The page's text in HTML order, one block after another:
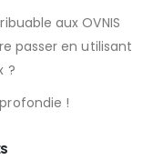
aux OVNIS
passer en utilisant
?
!